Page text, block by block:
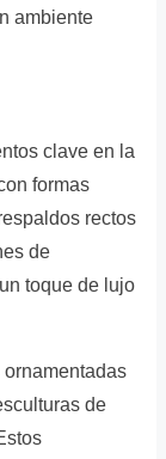
ambiente
clave en la
formas
rectos
de
toque de lujo
de